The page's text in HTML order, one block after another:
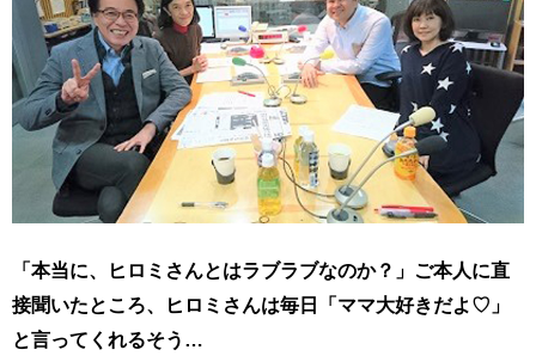
「本当に、ヒロミさんとはラブラブなのか？」ご本人に直
接聞いたところ、ヒロミさんは毎日「ママ大好きだよ♡」
と言ってくれるそう…